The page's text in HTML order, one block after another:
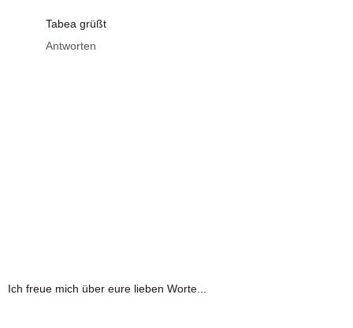
Tabea grüßt
Antworten
Ich freue mich über eure lieben Worte...